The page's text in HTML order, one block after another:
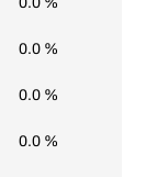
0.0 %
0.0 %
0.0 %